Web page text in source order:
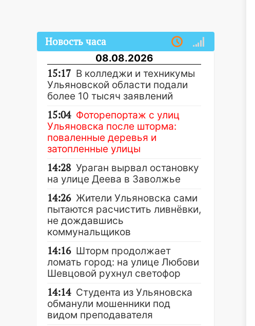
Новость часа
08.08.2026
15:17 В колледжи и техникумы
Ульяновской области подали
более 10 тысяч заявлений
15:04 Фоторепортаж с улиц
Ульяновска после шторма:
поваленные деревья и
затопленные улицы
14:28 Ураган вырвал остановку
на улице Деева в Заволжье
14:26 Жители Ульяновска сами
пытаются расчистить ливнёвки,
не дождавшись
коммунальщиков
14:16 Шторм продолжает
ломать город: на улице Любови
Шевцовой рухнул светофор
14:14 Студента из Ульяновска
обманули мошенники под
видом преподавателя